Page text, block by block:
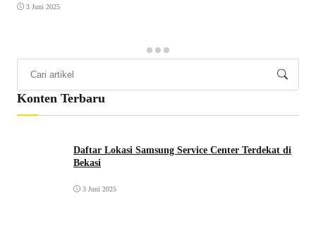
3 Juni 2025
Konten Terbaru
Daftar Lokasi Samsung Service Center Terdekat di
Bekasi
3 Juni 2025